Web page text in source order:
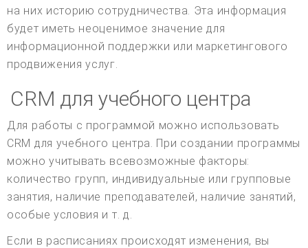
на них историю сотрудничества. Эта информация
будет иметь неоценимое значение для
информационной поддержки или маркетингового
продвижения услуг.
CRM для учебного центра
Для работы с программой можно использовать
CRM для учебного центра. При создании программы
можно учитывать всевозможные факторы:
количество групп, индивидуальные или групповые
занятия, наличие преподавателей, наличие занятий,
особые условия и т. д.
Если в расписаниях происходят изменения, вы